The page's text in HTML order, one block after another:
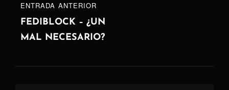
ENTRADA
ANTERIOR
ENTRADA ANTERIOR
FEDIBLOCK – ¿UN
MAL NECESARIO?